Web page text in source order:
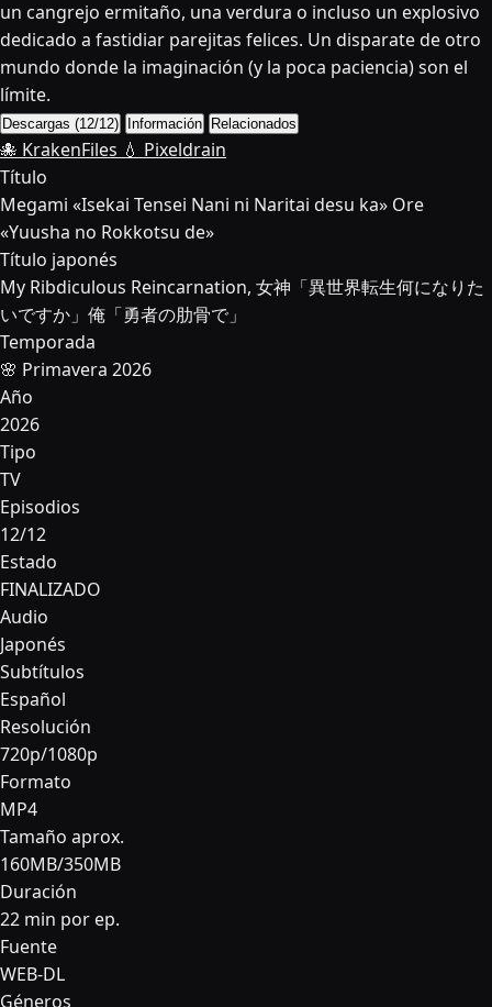
un cangrejo ermitaño, una verdura o incluso un explosivo
dedicado a fastidiar parejitas felices. Un disparate de otro
mundo donde la imaginación (y la poca paciencia) son el
límite.
Descargas (12/12) Información Relacionados
🐙 KrakenFiles 💧 Pixeldrain
Título
Megami «Isekai Tensei Nani ni Naritai desu ka» Ore
«Yuusha no Rokkotsu de»
Título japonés
My Ribdiculous Reincarnation, 女神「異世界転生何になりた
いですか」俺「勇者の肋骨で」
Temporada
🌸 Primavera 2026
Año
2026
Tipo
TV
Episodios
12/12
Estado
FINALIZADO
Audio
Japonés
Subtítulos
Español
Resolución
720p/1080p
Formato
MP4
Tamaño aprox.
160MB/350MB
Duración
22 min por ep.
Fuente
WEB-DL
Géneros